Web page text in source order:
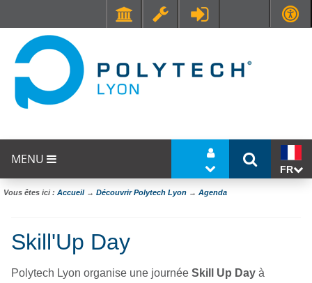
MENU
FR
Vous êtes ici : Accueil→ Découvrir Polytech Lyon → Agenda
Skill'Up Day
Polytech Lyon organise une journée Skill Up Day à